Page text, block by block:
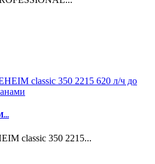
classic 350 2215...